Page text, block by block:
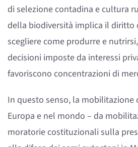
di selezione contadina e cultura
della biodiversità implica il diritto
scegliere come produrre e
decisioni imposte da interessi
favoriscono concentrazioni di
In questo senso, la mobilitazione
Europa e nel mondo – da
moratorie costituzionali sulla